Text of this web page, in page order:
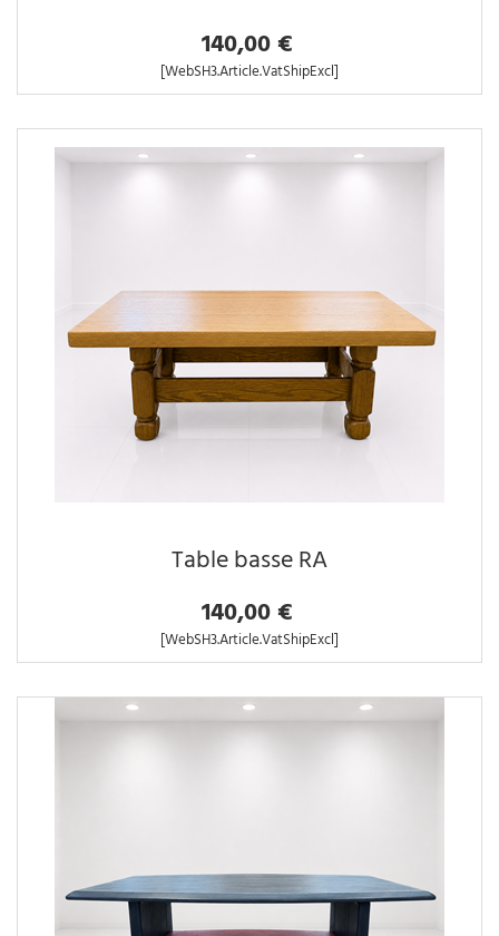
140,00 €
[WebSH3.Article.VatShipExcl]
Table basse RA
140,00 €
[WebSH3.Article.VatShipExcl]